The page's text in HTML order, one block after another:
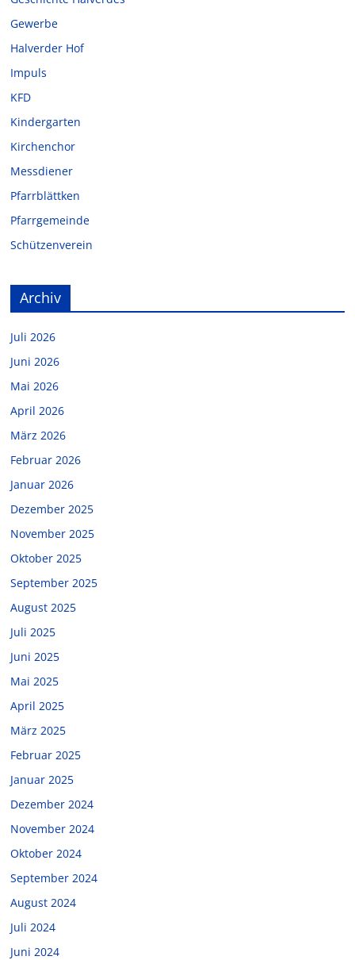
Gewerbe
Halverder Hof
Impuls
KFD
Kindergarten
Kirchenchor
Messdiener
Pfarrblättken
Pfarrgemeinde
Schützenverein
Archiv
Juli 2026
Juni 2026
Mai 2026
April 2026
März 2026
Februar 2026
Januar 2026
Dezember 2025
November 2025
Oktober 2025
September 2025
August 2025
Juli 2025
Juni 2025
Mai 2025
April 2025
März 2025
Februar 2025
Januar 2025
Dezember 2024
November 2024
Oktober 2024
September 2024
August 2024
Juli 2024
Juni 2024